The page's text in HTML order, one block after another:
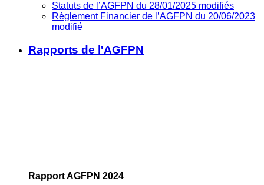
Statuts de l’AGFPN du 28/01/2025 modifiés
Règlement Financier de l’AGFPN du 20/06/2023
modifié
Rapports de l'AGFPN
Rapport AGFPN 2024